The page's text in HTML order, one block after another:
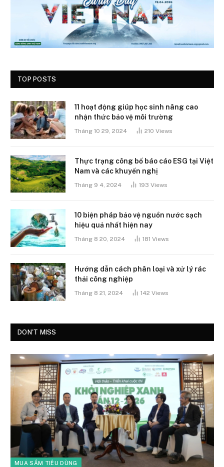
TOP POSTS
11 hoạt động giúp học sinh nâng cao
nhận thức bảo vệ môi trường
Tháng 10 29, 2024 210 Views
Thực trạng công bố báo cáo ESG tại Việt
Nam và các khuyến nghị
Tháng 9 4, 2024 193 Views
10 biện pháp bảo vệ nguồn nước sạch
hiệu quả nhất hiện nay
Tháng 8 20, 2024 181 Views
Hướng dẫn cách phân loại và xử lý rác
thải công nghiệp
Tháng 8 21, 2024 142 Views
DON'T MISS
MUA SẮM TIÊU DÙNG